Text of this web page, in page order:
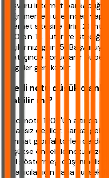
Başvuru internet
çağrı merkezi üzerinden
internet sitesine girin, 2)
500 bin TL tutar ve
bilgilerinizi girin, 5)
saat içinde sonuçlanır.
belgeler gerekebilir.
Kredi notu düşük
alabilir mi?
Kredi notu 1200'ün altında
imkansız değildir. Banka,
teminat gibi faktörleri de
düşükse öncelikle notunuzu
kefil göstermeyi
kullanıcılar için daha yüksek